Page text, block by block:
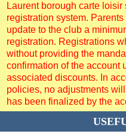
Laurent borough carte
registration system.
update to the club a
registration. Registrations
without providing the
confirmation of the account
associated discounts. In
policies, no adjustments
has been finalized by the